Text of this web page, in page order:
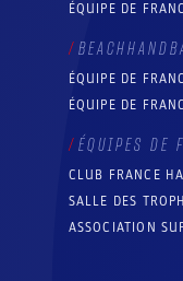
ÉQUIPE DE
ÉQUIPE DE
ÉQUIPE DE
ÉQUIPES DE
CLUB FRANCE
SALLE DES
ASSOCIATION